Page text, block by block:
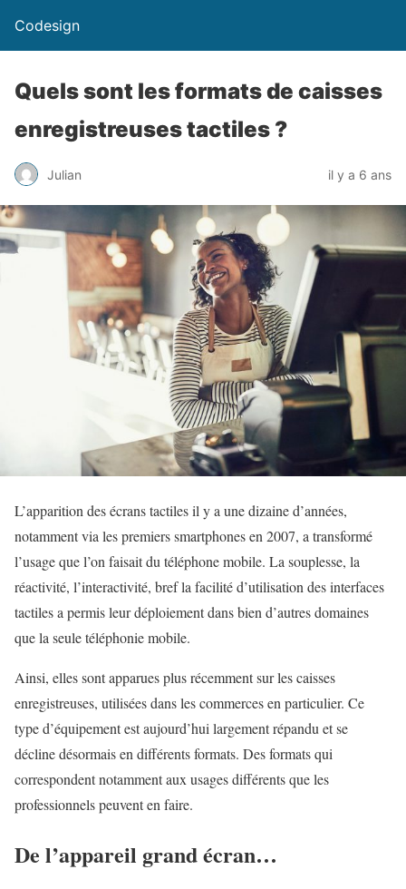
Codesign
Quels sont les formats de caisses
enregistreuses tactiles ?
Julian il y a 6 ans
L’apparition des écrans tactiles il y a une dizaine d’années,
notamment via les premiers smartphones en 2007, a transformé
l’usage que l’on faisait du téléphone mobile. La souplesse, la
réactivité, l’interactivité, bref la facilité d’utilisation des interfaces
tactiles a permis leur déploiement dans bien d’autres domaines
que la seule téléphonie mobile.
Ainsi, elles sont apparues plus récemment sur les caisses
enregistreuses, utilisées dans les commerces en particulier. Ce
type d’équipement est aujourd’hui largement répandu et se
décline désormais en différents formats. Des formats qui
correspondent notamment aux usages différents que les
professionnels peuvent en faire.
De l’appareil grand écran…